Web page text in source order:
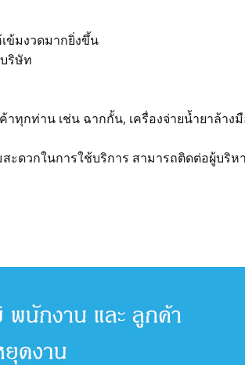
ข้มงวดมากยิ่งขึ้น
ริษัท
กท่าน เช่น ฉากกั้น, เครื่องจ่ายน้ำยาล้าง
วกในการใช้บริการ สามารถติดต่อผู้บริหา